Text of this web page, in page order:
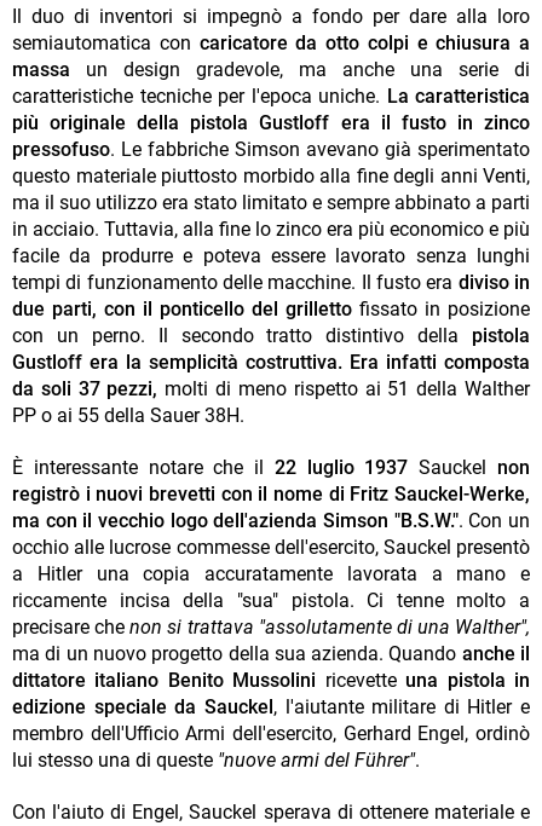
Il duo di inventori si impegnò a fondo per dare alla loro
semiautomatica con caricatore da otto colpi e chiusura a
massa un design gradevole, ma anche una serie di
caratteristiche tecniche per l'epoca uniche. La caratteristica
più originale della pistola Gustloff era il fusto in zinco
pressofuso. Le fabbriche Simson avevano già sperimentato
questo materiale piuttosto morbido alla fine degli anni Venti,
ma il suo utilizzo era stato limitato e sempre abbinato a parti
in acciaio. Tuttavia, alla fine lo zinco era più economico e più
facile da produrre e poteva essere lavorato senza lunghi
tempi di funzionamento delle macchine. Il fusto era diviso in
due parti, con il ponticello del grilletto fissato in posizione
con un perno. Il secondo tratto distintivo della pistola
Gustloff era la semplicità costruttiva. Era infatti composta
da soli 37 pezzi, molti di meno rispetto ai 51 della Walther
PP o ai 55 della Sauer 38H.
È interessante notare che il 22 luglio 1937 Sauckel non
registrò i nuovi brevetti con il nome di Fritz Sauckel-Werke,
ma con il vecchio logo dell'azienda Simson "B.S.W.". Con un
occhio alle lucrose commesse dell'esercito, Sauckel presentò
a Hitler una copia accuratamente lavorata a mano e
riccamente incisa della "sua" pistola. Ci tenne molto a
precisare chenon si trattava "assolutamente di una Walther",
ma di un nuovo progetto della sua azienda. Quando anche il
dittatore italiano Benito Mussolini ricevette una pistola in
edizione speciale da Sauckel , l'aiutante militare di Hitler e
membro dell'Ufficio Armi dell'esercito, Gerhard Engel, ordinò
lui stesso una di queste "nuove armi del Führer".
Con l'aiuto di Engel, Sauckel sperava di ottenere materiale e